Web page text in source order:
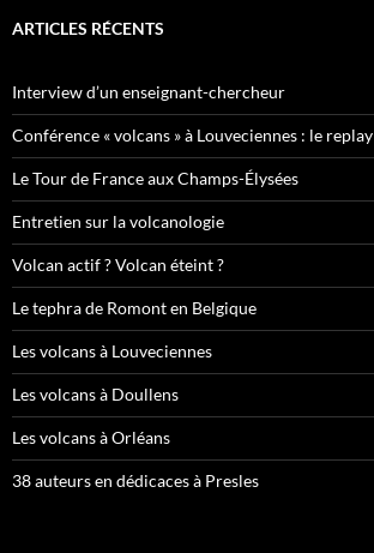
ARTICLES RÉCENTS
Interview d’un enseignant-chercheur
Conférence « volcans » à Louveciennes : le replay
Le Tour de France aux Champs-Élysées
Entretien sur la volcanologie
Volcan actif ? Volcan éteint ?
Le tephra de Romont en Belgique
Les volcans à Louveciennes
Les volcans à Doullens
Les volcans à Orléans
38 auteurs en dédicaces à Presles